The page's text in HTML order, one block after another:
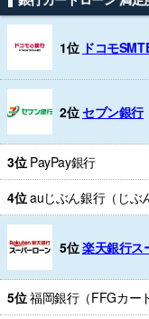
1位 ドコモ
2位セブン銀行
3位 PayPay銀行
4位auじぶん銀行（じぶ
5位楽天銀行ス
5位福岡銀行（FFGカー